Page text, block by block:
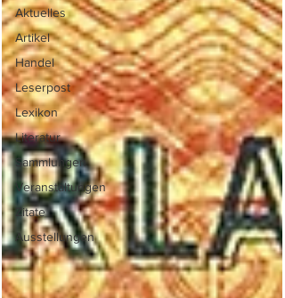
Aktuelles
Artikel
Handel
Leserpost
Lexikon
Literatur
Sammlungen
Veranstaltungen
Zitate
Ausstellungen